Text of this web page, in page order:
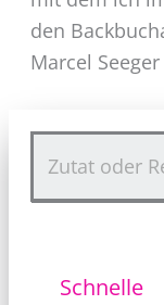
den
Marcel
Schnelle